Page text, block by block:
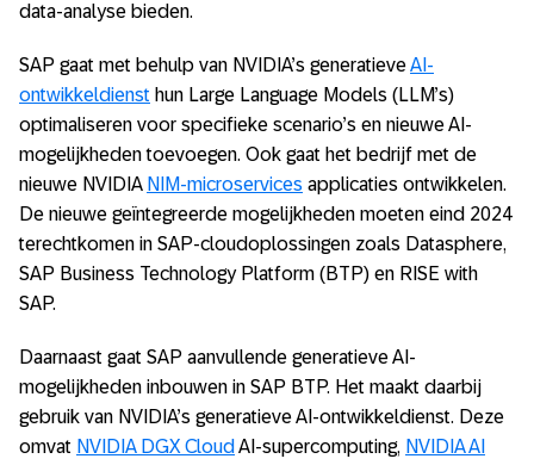
data-analyse bieden.
SAP gaat met behulp van NVIDIA’s generatieveAI-
ontwikkeldienst hun Large Language Models (LLM’s)
optimaliseren voor specifieke scenario’s en nieuwe AI-
mogelijkheden toevoegen. Ook gaat het bedrijf met de
nieuwe NVIDIA NIM-microservices applicaties ontwikkelen.
De nieuwe geïntegreerde mogelijkheden moeten eind 2024
terechtkomen in SAP-cloudoplossingen zoals Datasphere,
SAP Business Technology Platform (BTP) en RISE with
SAP.
Daarnaast gaat SAP aanvullende generatieve AI-
mogelijkheden inbouwen in SAP BTP. Het maakt daarbij
gebruik van NVIDIA’s generatieve AI-ontwikkeldienst. Deze
omvat NVIDIA DGX Cloud AI-supercomputing, NVIDIA AI